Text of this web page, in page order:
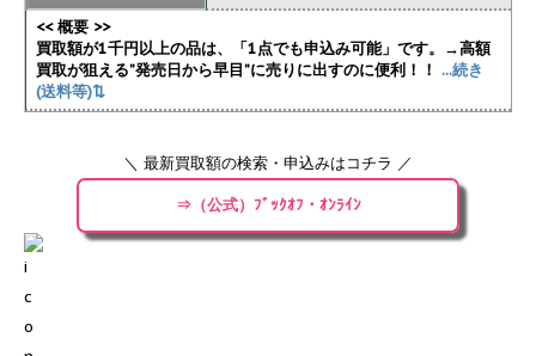
<< 概要 >>
買取額が1千円以上の品は、「1点でも申込み可能」です。→高額
買取が狙える”発売日から早目”に売りに出すのに便利！！ ...続き
(送料等)⇅
＼ 最新買取額の検索・申込みはコチラ ／
⇒（公式）ﾌﾞｯｸｵﾌ・ｵﾝﾗｲﾝ